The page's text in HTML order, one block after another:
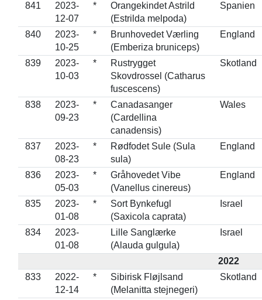
841
2023-
12-07
*
Orangekindet Astrild
(Estrilda melpoda)
Spanien
840
2023-
10-25
*
Brunhovedet Værling
(Emberiza bruniceps)
England
839
2023-
10-03
*
Rustrygget
Skovdrossel (Catharus
fuscescens)
Skotland
838
2023-
09-23
*
Canadasanger
(Cardellina
canadensis)
Wales
837
2023-
08-23
*
Rødfodet Sule (Sula
sula)
England
836
2023-
05-03
*
Gråhovedet Vibe
(Vanellus cinereus)
England
835
2023-
01-08
*
Sort Bynkefugl
(Saxicola caprata)
Israel
834
2023-
01-08
Lille Sanglærke
(Alauda gulgula)
Israel
2022
833
2022-
12-14
*
Sibirisk Fløjlsand
(Melanitta stejnegeri)
Skotland